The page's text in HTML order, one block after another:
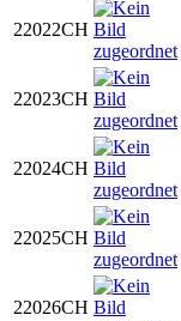
22022CH
22023CH
22024CH
22025CH
22026CH